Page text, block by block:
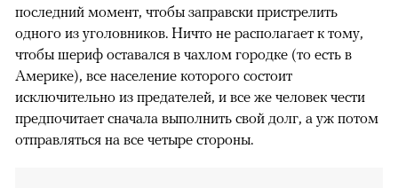
последний момент, чтобы заправски пристрелить
одного из уголовников. Ничто не располагает к тому,
чтобы шериф оставался в чахлом городке (то есть в
Америке), все население которого состоит
исключительно из предателей, и все же человек чести
предпочитает сначала выполнить свой долг, а уж потом
отправляться на все четыре стороны.